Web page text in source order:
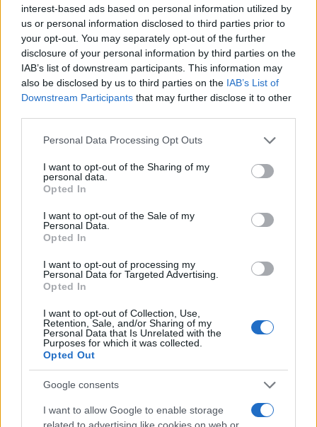
interest-based ads based on personal information utilized by
us or personal information disclosed to third parties prior to
your opt-out. You may separately opt-out of the further
disclosure of your personal information by third parties on the
IAB’s list of downstream participants. This information may
also be disclosed by us to third parties on the IAB’s List of
Downstream Participants that may further disclose it to other
Please note that this website/app uses one or more Google
not limited to your visit or usage behaviour. You may click to
grant or deny consent to Google and its third-party tags to
use your data for below specified purposes in below Google
consent section.
Personal Data Processing Opt Outs
I want to opt-out of the Sharing of my
personal data.
Opted In
I want to opt-out of the Sale of my
Personal Data.
Opted In
I want to opt-out of processing my
Personal Data for Targeted Advertising.
Opted In
I want to opt-out of Collection, Use,
Retention, Sale, and/or Sharing of my
Personal Data that Is Unrelated with the
Purposes for which it was collected.
Opted Out
Google consents
I want to allow Google to enable storage
related to advertising like cookies on web or
Ethereum vs Nasdaq: Tom Lee analyseert de markttrends van
juli en augustus 2026
Sven Bakker · 5 aug 2026
Coldcard-wallets gehackt: miljoenen euro’s in bitcoin gestolen
Lotte de Vries · 5 aug 2026